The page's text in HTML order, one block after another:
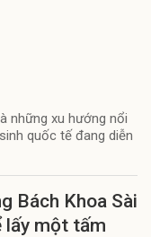
những xu hướng nổi
quốc tế đang diễn
Bách Khoa Sài
lấy một tấm